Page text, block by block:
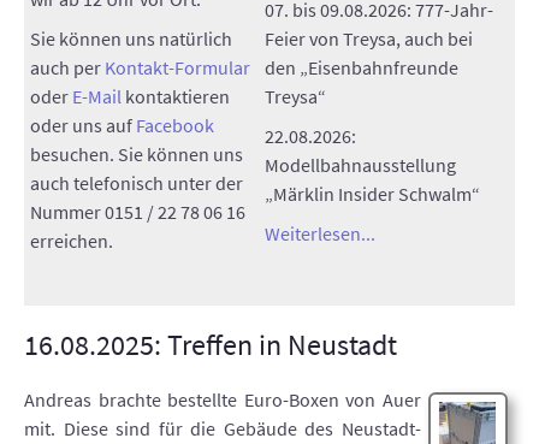
Sie können uns natürlich
auch per Kontakt-Formular
oder E-Mail kontaktieren
oder uns auf Facebook
besuchen. Sie können uns
auch telefonisch unter der
Nummer 0151 / 22 78 06 16
erreichen.
07. bis 09.08.2026: 777-Jahr-
Feier von Treysa, auch bei
den „Eisenbahnfreunde
Treysa“
22.08.2026:
Modellbahnausstellung
„Märklin Insider Schwalm“
Weiterlesen...
16.08.2025: Treffen in Neustadt
Andreas brachte bestellte Euro-Boxen von Auer
mit. Diese sind für die Gebäude des Neustadt-